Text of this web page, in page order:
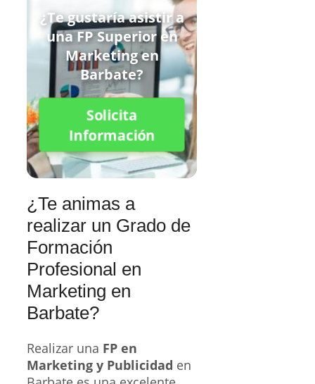
¿Te gustaría asistir a
una FP Superior en
Marketing en
Barbate?
Solicita
Información
¿Te animas a
realizar un Grado de
Formación
Profesional en
Marketing en
Barbate?
Realizar una FP en
Marketing y Publicidad en